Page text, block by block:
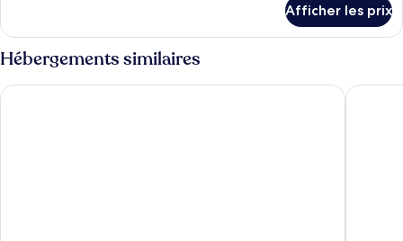
Chambre
Deluxe
Chambre
Deluxe
Afficher les prix
Hébergements similaires
YOTEL Singapore Orchard Road Holiday